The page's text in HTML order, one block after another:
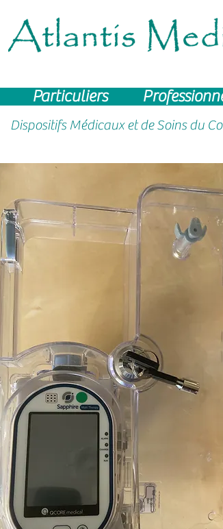
Particuliers
Dispositifs Médicaux et de Soins du